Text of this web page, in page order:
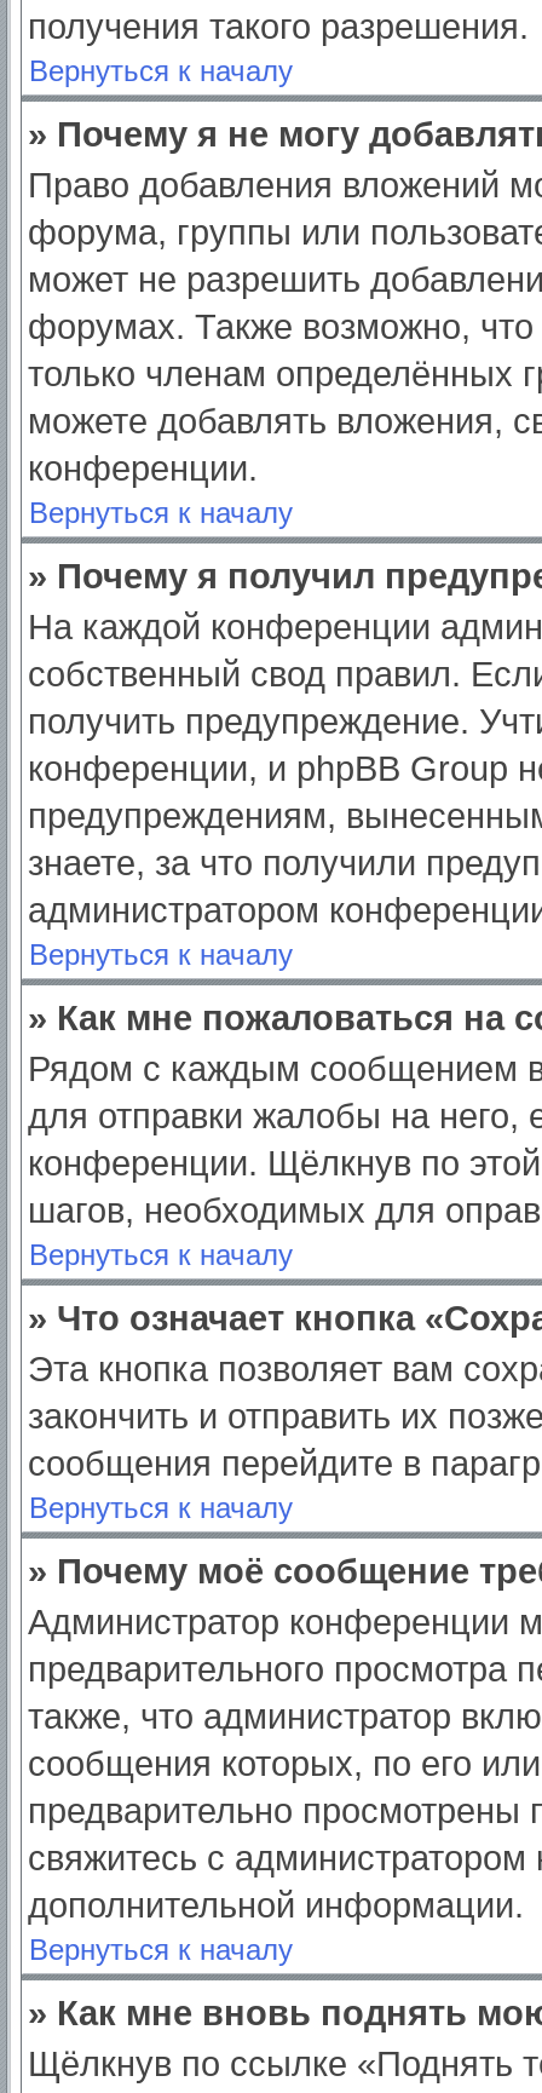
получения такого разрешения.
Вернуться к началу
» Почему я не могу
Право добавления вложений
форума, группы или
может не разрешить
форумах. Также возможно,
только членам определённых
можете добавлять вложения,
конференции.
Вернуться к началу
» Почему я получил
На каждой конференции
собственный свод правил.
получить предупреждение.
конференции, и phpBB Group
предупреждениям,
знаете, за что получили
администратором
Вернуться к началу
» Как мне пожаловаться на
Рядом с каждым сообщением
для отправки жалобы на него,
конференции. Щёлкнув по
шагов, необходимых для
Вернуться к началу
» Что означает кнопка
Эта кнопка позволяет вам
закончить и отправить их
сообщения перейдите в
Вернуться к началу
» Почему моё сообщение
Администратор конференции
предварительного просмотра
также, что администратор
сообщения которых, по его
предварительно просмотрены
свяжитесь с
дополнительной информации.
Вернуться к началу
» Как мне вновь поднять
Щёлкнув по ссылке «Поднять